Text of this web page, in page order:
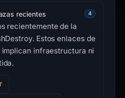
recientes 4
recientemente de la
Estos enlaces de
infraestructura ni